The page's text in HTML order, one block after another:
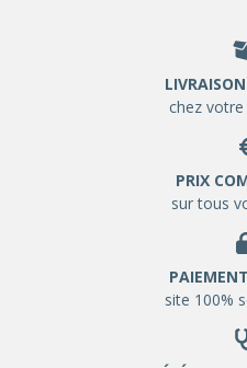
chez
PRIX
sur tous
site 100%